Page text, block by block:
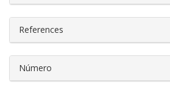
References
Número